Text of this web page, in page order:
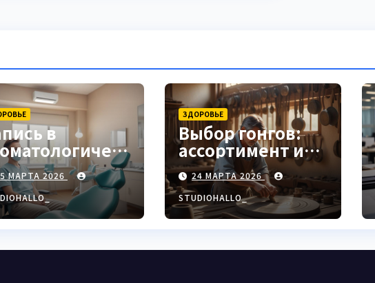
в
клинику
МАРТА 2026
ЗДОРОВЬЕ
Выбор гонгов:
ассортимент и
характеристики
24 МАРТА 2026
STUDIOHALLO_